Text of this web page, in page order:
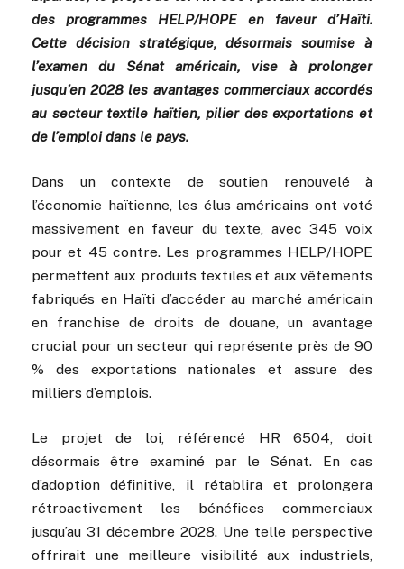
des programmes HELP/HOPE en faveur d’Haïti.
Cette décision stratégique, désormais soumise à
l’examen du Sénat américain, vise à prolonger
jusqu’en 2028 les avantages commerciaux accordés
au secteur textile haïtien, pilier des exportations et
de l’emploi dans le pays.
Dans un contexte de soutien renouvelé à
l’économie haïtienne, les élus américains ont voté
massivement en faveur du texte, avec 345 voix
pour et 45 contre. Les programmes HELP/HOPE
permettent aux produits textiles et aux vêtements
fabriqués en Haïti d’accéder au marché américain
en franchise de droits de douane, un avantage
crucial pour un secteur qui représente près de 90
% des exportations nationales et assure des
milliers d’emplois.
Le projet de loi, référencé HR 6504, doit
désormais être examiné par le Sénat. En cas
d’adoption définitive, il rétablira et prolongera
rétroactivement les bénéfices commerciaux
jusqu’au 31 décembre 2028. Une telle perspective
offrirait une meilleure visibilité aux industriels,